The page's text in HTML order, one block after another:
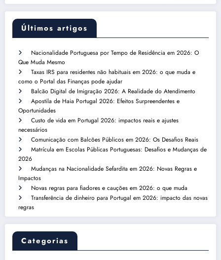
Últimos artigos
Nacionalidade Portuguesa por Tempo de Residência em 2026: O
Que Muda Mesmo
Taxas IRS para residentes não habituais em 2026: o que muda e
como o Portal das Finanças pode ajudar
Balcão Digital de Imigração 2026: A Realidade do Atendimento
Apostila de Haia Portugal 2026: Efeitos Surpreendentes e
Oportunidades
Custo de vida em Portugal 2026: impactos reais e ajustes
necessários
Comunicação com Balcões Públicos em 2026: Os Desafios Reais
Matrícula em Escolas Públicas Portuguesas: Desafios e Mudanças de
2026
Mudanças na Nacionalidade Sefardita em 2026: Novas Regras e
Impactos
Novas regras para fiadores e cauções em 2026: o que muda
Transferência de dinheiro para Portugal em 2026: impacto das novas
regras
Categorias